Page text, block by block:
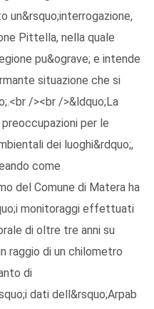
un&rsquo;interrogazione,
Pittella, nella quale
pu&ograve; e intende
situazione che si
/><br />&ldquo;La
per le
dei luoghi&rdquo;,
come
del Comune di Matera ha
monitoraggi effettuati
di oltre tre anni su
raggio di un chilometro
di
dati dell&rsquo;Arpab